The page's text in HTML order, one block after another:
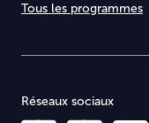
Tous les programmes
Réseaux sociaux